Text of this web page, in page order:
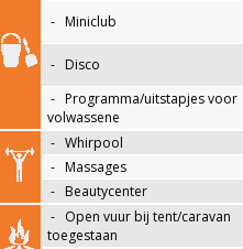
- Miniclub
- Disco
- Programma/uitstapjes voor
volwassene
- Whirpool
- Massages
- Beautycenter
- Open vuur bij tent/caravan
toegestaan